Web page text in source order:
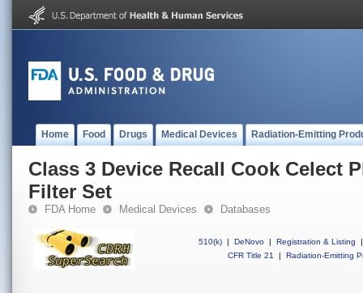
Home Food Drugs Medical Devices Radiation-Emitting
Class 3 Device Recall Cook Celect
Filter Set
FDA Home Medical Devices Databases
510(k) | DeNovo | Registration & Listing
|
CFR Title 21
| Radiation-Emitting